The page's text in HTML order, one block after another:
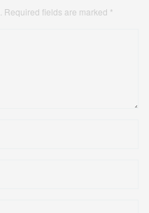
Required fields are marked *